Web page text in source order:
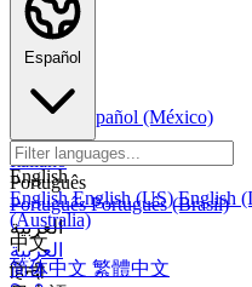
Español
Español (México)
Italiano
Italiano
Português
PortuguêsPortuguês (Brasil)
العربية
العربية
हिन्दी
Español
English
EnglishEnglish (US)English
(Australia)
中文
简体中文 繁體中文